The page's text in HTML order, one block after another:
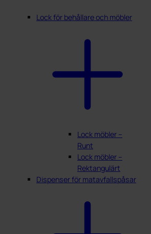
Lock för behållare och möbler
Lock möbler –
Runt
Lock möbler –
Rektangulärt
Dispenser för matavfallspåsar